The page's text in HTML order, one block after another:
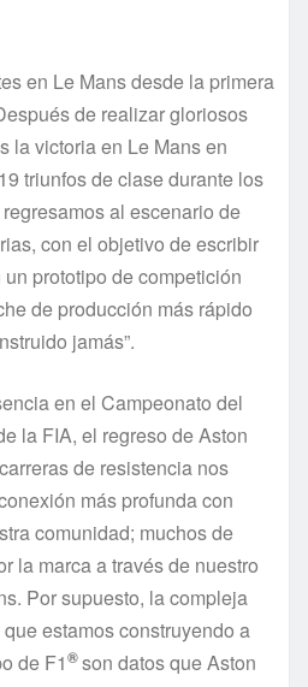
en Le Mans desde la primera
de realizar gloriosos
la victoria en Le Mans en
triunfos de clase durante los
al escenario de
con el objetivo de escribir
prototipo de competición
de producción más rápido
jamás”.
en el Campeonato del
la FIA, el regreso de Aston
de resistencia nos
más profunda con
comunidad; muchos de
la marca a través de nuestro
Por supuesto, la compleja
estamos construyendo a
de F1®son datos que Aston